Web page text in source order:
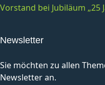
Vorstand bei Jubiläum „25
Newsletter
Sie möchten zu allen
Newsletter an.